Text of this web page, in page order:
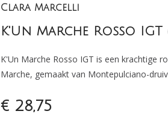
Clara Marcelli
K'Un Marche Rosso
K'Un Marche Rosso IGT is een krachtige
Marche, gemaakt van Montepulciano-
€ 28,75